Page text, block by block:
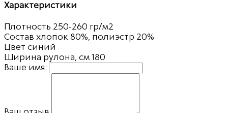
Характеристики
Плотность 250-260 гр/м2
Состав хлопок 80%, полиэстр 20%
Цвет синий
Ширина рулона, см 180
Ваше имя: